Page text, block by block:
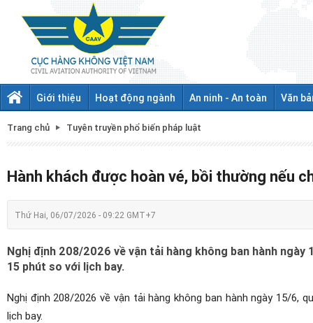
Giới thiệu Hoạt động ngành An ninh - An toàn Văn
Trang chủ Tuyên truyền phổ biến pháp luật
Hành khách được hoàn vé, bồi thường nếu
Thứ Hai, 06/07/2026 - 09:22 GMT+7
Nghị định 208/2026 về vận tải hàng không ban hành
15 phút so với lịch bay.
Nghị định 208/2026 về vận tải hàng không ban hành ngày 15/
lịch bay.